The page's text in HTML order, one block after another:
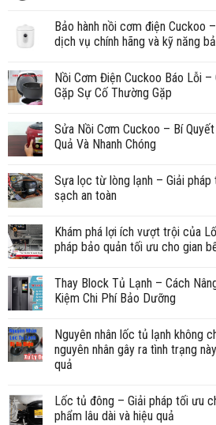
Bảo hành nồi cơm điện Cuckoo
dịch vụ chính hãng và kỹ năng
Nồi Cơm Điện Cuckoo Báo Lỗi –
Gặp Sự Cố Thường Gặp
Sửa Nồi Cơm Cuckoo – Bí
Quả Và Nhanh Chóng
Sựa lọc từ lòng lạnh – Giải
sạch an toàn
Khám phá lợi ích vượt trội của
pháp bảo quản tối ưu cho gian
Thay Block Tủ Lạnh – Cách
Kiệm Chi Phí Bảo Dưỡng
Nguyên nhân lốc tủ lạnh không
nguyên nhân gây ra tình trạng
quả
Lốc tủ đông – Giải pháp tối ưu
phẩm lâu dài và hiệu quả